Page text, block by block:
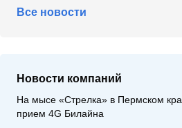
Все новости
Новости компаний
На мысе «Стрелка» в Пермском
прием 4G Билайна